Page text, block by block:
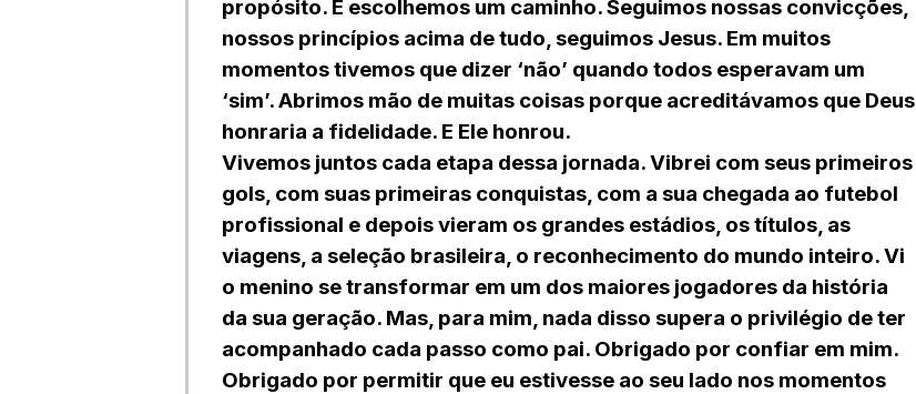
propósito. E escolhemos um caminho. Seguimos nossas convicções,
nossos princípios acima de tudo, seguimos Jesus. Em muitos
momentos tivemos que dizer ‘não’ quando todos esperavam um
‘sim’. Abrimos mão de muitas coisas porque acreditávamos que Deus
honraria a fidelidade. E Ele honrou.
Vivemos juntos cada etapa dessa jornada. Vibrei com seus primeiros
gols, com suas primeiras conquistas, com a sua chegada ao futebol
profissional e depois vieram os grandes estádios, os títulos, as
viagens, a seleção brasileira, o reconhecimento do mundo inteiro. Vi
o menino se transformar em um dos maiores jogadores da história
da sua geração. Mas, para mim, nada disso supera o privilégio de ter
acompanhado cada passo como pai. Obrigado por confiar em mim.
Obrigado por permitir que eu estivesse ao seu lado nos momentos